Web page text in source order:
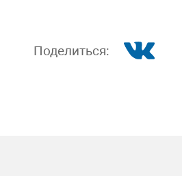
Поделиться: